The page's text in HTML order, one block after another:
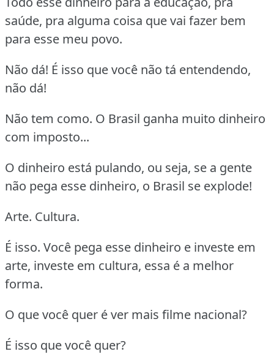
saúde, pra alguma coisa que vai fazer bem
para esse meu povo.
Não dá! É isso que você não tá entendendo,
não dá!
Não tem como. O Brasil ganha muito dinheiro
com imposto...
O dinheiro está pulando, ou seja, se a gente
não pega esse dinheiro, o Brasil se explode!
Arte. Cultura.
É isso. Você pega esse dinheiro e investe em
arte, investe em cultura, essa é a melhor
forma.
O que você quer é ver mais filme nacional?
É isso que você quer?